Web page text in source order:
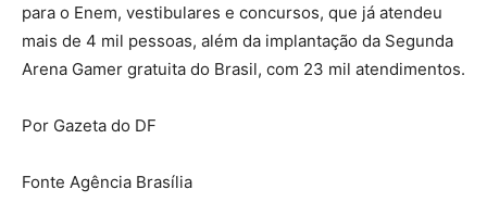
para o Enem, vestibulares e concursos, que já atendeu
mais de 4 mil pessoas, além da implantação da Segunda
Arena Gamer gratuita do Brasil, com 23 mil atendimentos.
Por Gazeta do DF
Fonte Agência Brasília